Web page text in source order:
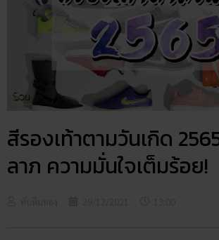
สีรองเท้าตามวันเกิด
ลาภ ความมั่นใจเต็มร้อย!